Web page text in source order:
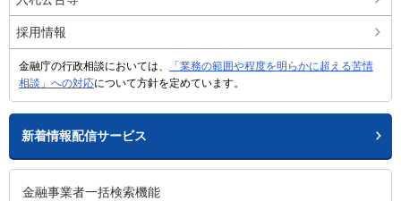
採用情報
金融庁の行政相談においては、
「業務の範囲や程度を明らかに超える苦情
相談」への対応について方針を定めています。
新着情報配信サービス
金融事業者一括検索機能